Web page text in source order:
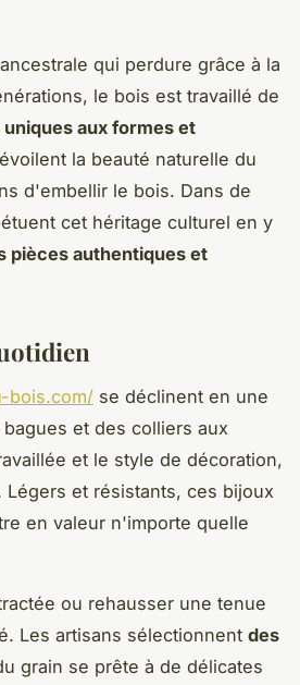
qui perdure grâce à la
le bois est travaillé de
aux formes et
la beauté naturelle du
d'embellir le bois. Dans de
cet héritage culturel en y
pièces authentiques et
bois.com/ se déclinent en une
et des colliers aux
et le style de décoration,
et résistants, ces bijoux
en valeur n'importe quelle
ou rehausser une tenue
Les artisans sélectionnent des
grain se prête à de délicates